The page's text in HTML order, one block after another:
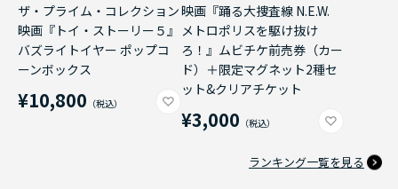
ザ・プライム・コレクション
映画『トイ・ストーリー５』
バズライトイヤー ポップコ
ーンボックス
¥10,800
映画『踊る大捜査線 N.E.W.
メトロポリスを駆け抜け
ろ！』ムビチケ前売券（カー
ド）＋限定マグネット2種セ
ット&クリアチケット
¥3,000
ランキング一覧を見る